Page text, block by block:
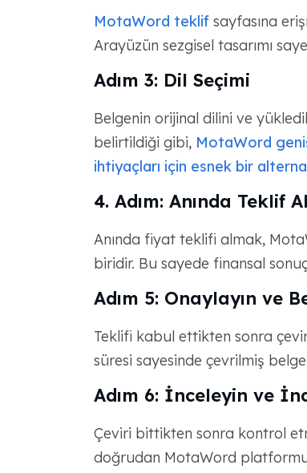
MotaWord teklifsayfasına
Arayüzün sezgisel tasarımı
Adım 3: Dil Seçimi
Belgenin orijinal dilini ve
belirtildiği gibi, MotaWord
ihtiyaçları için esnek bir
4. Adım: Anında Teklif
Anında fiyat teklifi almak,
biridir. Bu sayede finansal
Adım 5: Onaylayın ve
Teklifi kabul ettikten sonra
süresi sayesinde çevrilmiş
Adım 6: İnceleyin ve
Çeviri bittikten sonra kontrol
doğrudan MotaWord